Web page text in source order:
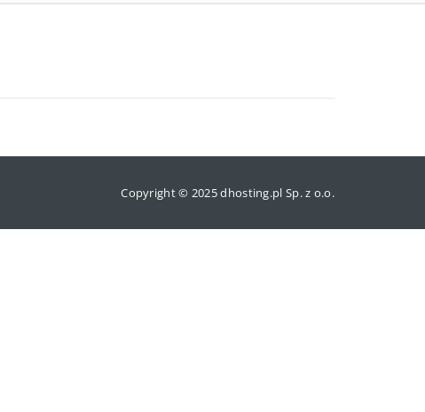
Copyright © 2025 dhosting.pl Sp. z o.o.